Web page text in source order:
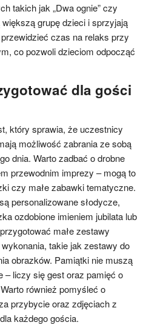
takich jak „Dwa ognie” czy
większą grupę dzieci i sprzyjają
czas na relaks przy
co pozwoli dzieciom odpocząć
dla gości
który sprawia, że uczestnicy
możliwość zabrania ze sobą
dnia. Warto zadbać o drobne
przewodnim imprezy – mogą to
czy małe zabawki tematyczne.
personalizowane słodycze,
ozdobione imieniem jubilata lub
małe zestawy
takie jak zestawy do
obrazków. Pamiątki nie muszą
– liczy się gest oraz pamięć o
również pomyśleć o
przybycie oraz zdjęciach z
każdego gościa.